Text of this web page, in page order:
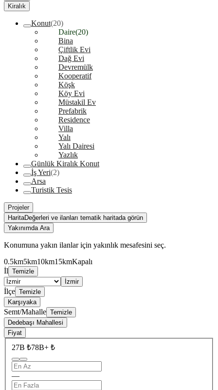
Kiralık
Konut(20)
Daire(20)
Bina
Çiftlik Evi
Dağ Evi
Devremülk
Kooperatif
Köşk
Köy Evi
Müstakil Ev
Prefabrik
Residence
Villa
Yalı
Yalı Dairesi
Yazlık
Günlük Kiralık Konut
İş Yeri(2)
Arsa
Turistik Tesis
Projeler
HaritaDeğerleri ve ilanları tematik haritada görün
Yakınımda Ara
Konumuna yakın ilanlar için yakınlık mesafesini seç.
0.5km5km10km15kmKapalı
İl Temizle
İzmir
İlçe Temizle
Karşıyaka
Semt/Mahalle Temizle
Dedebaşı Mahallesi
Fiyat
27B ₺78B+ ₺
—